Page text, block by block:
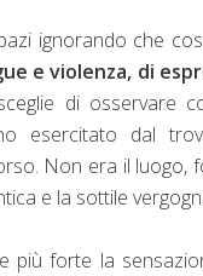
ignorando che
e violenza, di
di osservare
esercitato dal
Non era il
e la sottile
più forte la